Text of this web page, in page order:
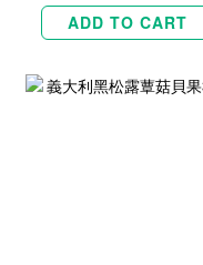
ADD TO CART